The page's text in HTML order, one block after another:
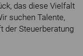
das diese Vielfalt
suchen Talente,
der Steuerberatung